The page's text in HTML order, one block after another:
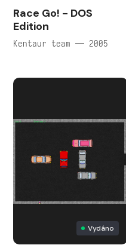
Race Go! - DOS
Edition
Kentaur team — 2005
Vydáno